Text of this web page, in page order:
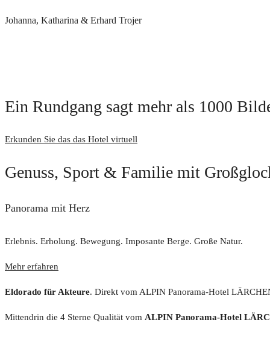
Johanna, Katharina & Erhard Trojer
Ein Rundgang sagt mehr als 1000
Erkunden Sie das das Hotel virtuell
Genuss, Sport & Familie mit
Panorama mit Herz
Erlebnis. Erholung. Bewegung. Imposante Berge. Große Natur.
Mehr erfahren
Eldorado für Akteure. Direkt vom ALPIN Panorama-Hotel
Mittendrin die 4 Sterne Qualität vom ALPIN Panorama-Hotel